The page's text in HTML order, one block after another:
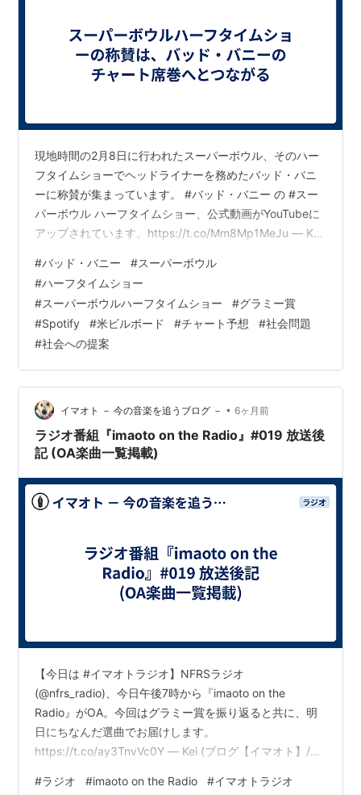
現地時間の2月8日に行われたスーパーボウル、そのハー
フタイムショーでヘッドライナーを務めたバッド・バニ
ーに称賛が集まっています。 #バッド・バニー の #スー
パーボウル ハーフタイムショー、公式動画がYouTubeに
アップされています。https://t.co/Mm8Mp1MeJu — Kei
the Radio』) (@Kei_radio) 2026年2月9日 スーパーボウ
ルハーフタイムショーはNFLの公式YouTubeチャンネル
から発信されていますが、ブログでは通常の形で貼付で
きないため上記ポストを紹介。動画はこのエントリー…
#バッド・バニー #スーパーボウル
#ハーフタイムショー
#スーパーボウルハーフタイムショー #グラミー賞
#Spotify #米ビルボード #チャート予想 #社会問題
#社会への提案
イマオト － 今の音楽を追うブログ － • 6ヶ月前
ラジオ番組『imaoto on the Radio』#019 放送後
記 (OA楽曲一覧掲載)
【今日は #イマオトラジオ】NFRSラジオ
(@nfrs_radio)、今日午後7時から『imaoto on the
Radio』がOA。今回はグラミー賞を振り返ると共に、明
日にちなんだ選曲でお届けします。
https://t.co/ay3TnvVc0Y — Kei (ブログ【イマオト】/ポ
(@Kei_radio) 2026年2月7日 ラジオ番組『imaoto on the
#ラジオ #imaoto on the Radio #イマオトラジオ